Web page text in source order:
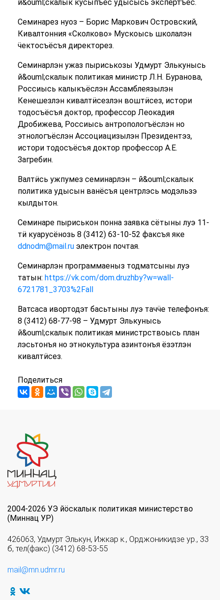
й&ouml;скалык кусыпъёс удысысь экспертъёс.
Семинарез нуоз – Борис Маркович Островский,
Кивалтонния «Сколково» Мускоысь школалэн
ӵектосъёсъя директорез.
Семинарлэн ужаз пыриськозы Удмурт Элькунысь
й&ouml;скалык политикая министр Л.Н. Буранова,
Россиысь калыкъёслэн Ассамблеязылэн
Кенешезлэн кивалтӥсезлэн воштӥсез, истори
тодосъёсъя доктор, профессор Леокадия
Дробижева, Россиысь антропологъёслэн но
этнологъёслэн Ассоциацизылэн Президентэз,
истори тодосъёсъя доктор профессор А.Е.
Загребин.
Валтӥсь ужпумез семинарлэн – й&ouml;скалык
политика удысын ванёсъя центрлэсь модэльзэ
кылдытон.
Семинаре пыриськон понна заявка сётыны луэ 11-
тӥ куарусёнозь 8 (3412) 63-10-52 факсъя яке
ddnodm@mail.ruэлектрон почтая.
Семинарлэн программаеныз тодматсыны луэ
татын: https://vk.com/dom.druzhby?w=wall-
6721781_3703%2Fall
Ватсаса ивортодэт басьтыны луэ тачӵе телефонъя:
8 (3412) 68-77-98 – Удмурт Элькунысь
й&ouml;скалык политикая министрствоысь план
лэсьтонъя но этнокультура азинтонъя ёзэтлэн
кивалтӥсез.
Поделиться
2004-2026 УЭ йöскалык политикая министерство
(Миннац УР)
426063, Удмурт Элькун, Ижкар к., Орджоникидзе ур., 33
б, тел(факс) (3412) 68-53-55
mail@mn.udmr.ru